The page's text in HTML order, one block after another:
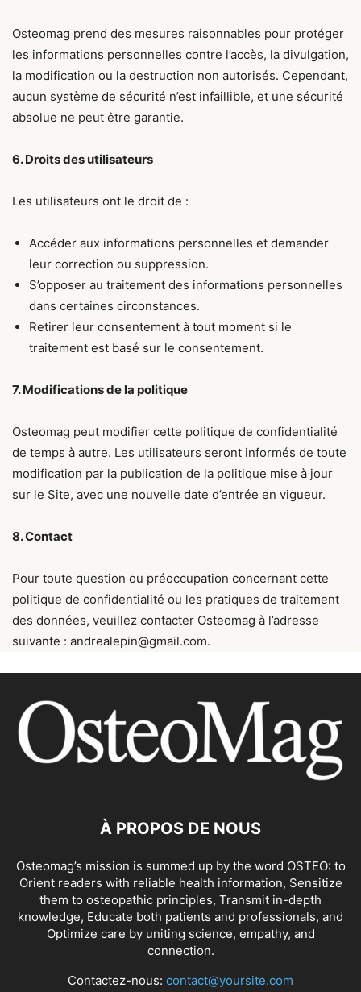
Osteomag prend des mesures raisonnables pour protéger
les informations personnelles contre l’accès, la divulgation,
la modification ou la destruction non autorisés. Cependant,
aucun système de sécurité n’est infaillible, et une sécurité
absolue ne peut être garantie.
6. Droits des utilisateurs
Les utilisateurs ont le droit de :
Accéder aux informations personnelles et demander
leur correction ou suppression.
S’opposer au traitement des informations personnelles
dans certaines circonstances.
Retirer leur consentement à tout moment si le
traitement est basé sur le consentement.
7. Modifications de la politique
Osteomag peut modifier cette politique de confidentialité
de temps à autre. Les utilisateurs seront informés de toute
modification par la publication de la politique mise à jour
sur le Site, avec une nouvelle date d’entrée en vigueur.
8. Contact
Pour toute question ou préoccupation concernant cette
politique de confidentialité ou les pratiques de traitement
des données, veuillez contacter Osteomag à l’adresse
suivante : andrealepin@gmail.com.
À PROPOS DE NOUS
Osteomag’s mission is summed up by the word OSTEO: to
Orient readers with reliable health information, Sensitize
them to osteopathic principles, Transmit in-depth
knowledge, Educate both patients and professionals, and
Optimize care by uniting science, empathy, and
connection.
Contactez-nous: contact@yoursite.com